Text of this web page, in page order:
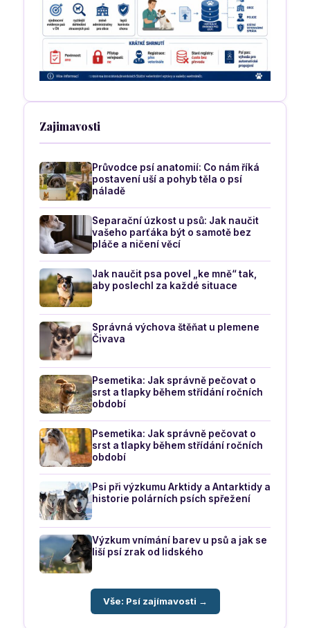
Zajimavosti
Průvodce psí anatomií: Co nám říká
postavení uší a pohyb těla o psí
náladě
Separační úzkost u psů: Jak naučit
vašeho parťáka být o samotě bez
pláče a ničení věcí
Jak naučit psa povel „ke mně“ tak,
aby poslechl za každé situace
Správná výchova štěňat u plemene
Čivava
Psemetika: Jak správně pečovat o
srst a tlapky během střídání ročních
období
Psemetika: Jak správně pečovat o
srst a tlapky během střídání ročních
období
Psi při výzkumu Arktidy a Antarktidy a
historie polárních psích spřežení
Výzkum vnímání barev u psů a jak se
liší psí zrak od lidského
Vše: Psí zajímavosti →